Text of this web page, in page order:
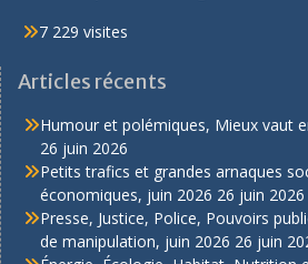
7 229 visites
Articles récents
Humour et polémiques, Mieux vaut
26 juin 2026
Petits trafics et grandes arnaques
économiques, juin 2026 26 juin 2026
Presse, Justice, Police, Pouvoirs
de manipulation, juin 2026 26 juin